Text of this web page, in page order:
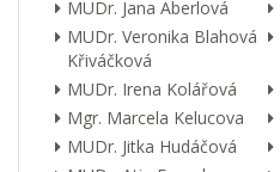
MUDr. Jana Aberlová
MUDr. Veronika Blahová
Křiváčková
MUDr. Irena Kolářová
Mgr. Marcela Kelucova
MUDr. Jitka Hudáčová